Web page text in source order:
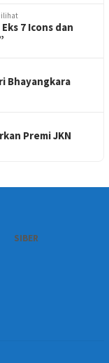
7 Icons dan
Bhayangkara
Premi JKN
SIBER